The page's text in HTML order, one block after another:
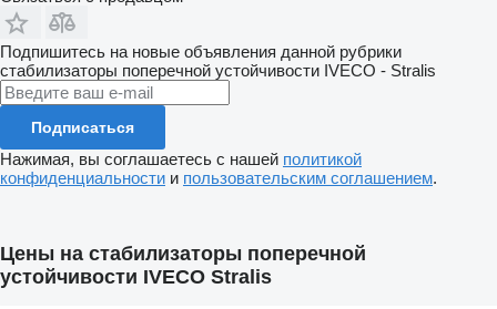
Подпишитесь на новые объявления данной рубрики
стабилизаторы поперечной устойчивости IVECO - Stralis
Подписаться
Нажимая, вы соглашаетесь с нашей политикой
конфиденциальности и пользовательским соглашением.
Цены на стабилизаторы поперечной
устойчивости IVECO Stralis